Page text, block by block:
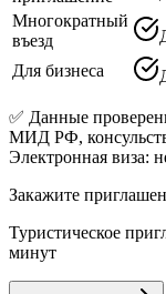
Многократный
въезд
Для бизнеса
✅ Данные
МИД РФ,
Электронная виза:
Закажите
Туристическое
минут